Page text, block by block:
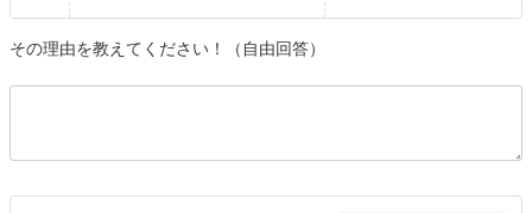
その理由を教えてください！（自由回答）